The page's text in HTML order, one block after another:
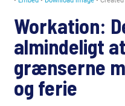
Workation:
almindeligt
grænserne
og ferie